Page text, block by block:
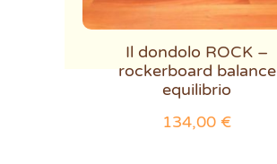
Il dondolo ROCK –
rockerboard balance
equilibrio
134,00€